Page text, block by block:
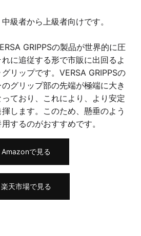
級者から上級者向けです。
GRIPPSの製品が世界的に圧
に追従する形で市販に出回るよ
リップです。VERSA GRIPPSの
グリップ部の先端が極端に大き
ており、これにより、より安定
します。このため、懸垂のよう
するのがおすすめです。
Amazonで見る
楽天市場で見る